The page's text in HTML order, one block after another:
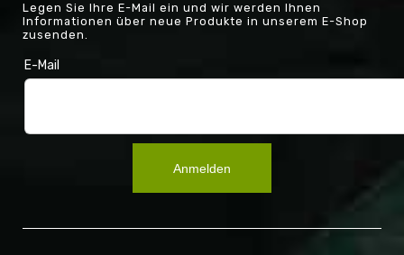
Legen Sie Ihre E-Mail ein und wir werden Ihnen
Informationen über neue Produkte in unserem E-Shop
zusenden.
E-Mail
Anmelden